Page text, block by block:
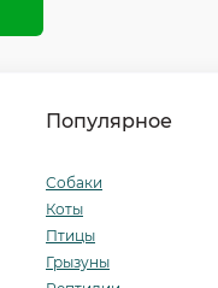
Популярное
Собаки
Коты
Птицы
Грызуны